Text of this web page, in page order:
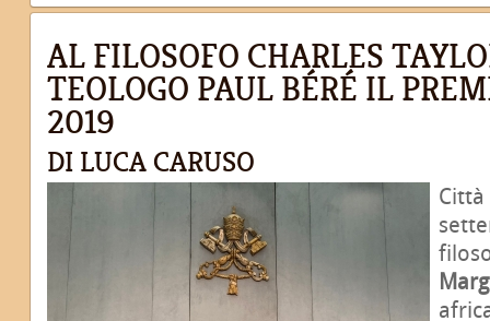
AL FILOSOFO CHARLES
TEOLOGO PAUL BÉRÉ IL
2019
DI LUCA CARUSO
Città